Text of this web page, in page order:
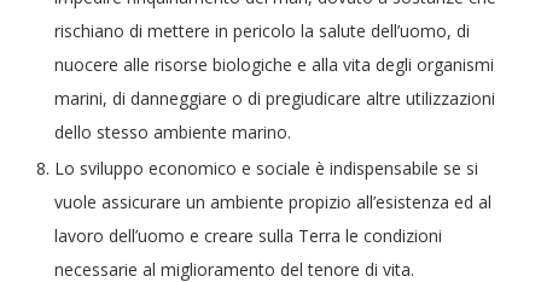
rischiano di mettere in pericolo la salute dell’uomo, di
nuocere alle risorse biologiche e alla vita degli organismi
marini, di danneggiare o di pregiudicare altre utilizzazioni
dello stesso ambiente marino.
Lo sviluppo economico e sociale è indispensabile se si
vuole assicurare un ambiente propizio all’esistenza ed al
lavoro dell’uomo e creare sulla Terra le condizioni
necessarie al miglioramento del tenore di vita.